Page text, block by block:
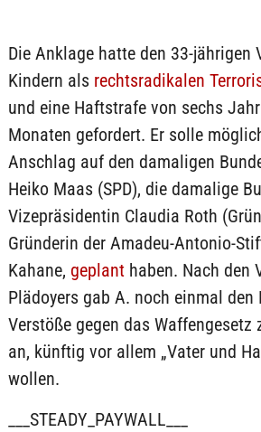
Die Anklage hatte den 33-jährigen
Kindern als rechtsradikalen
und eine Haftstrafe von sechs
Monaten gefordert. Er solle
Anschlag auf den damaligen
Heiko Maas (SPD), die damalige
Vizepräsidentin Claudia Roth
Gründerin der Amadeu-Antonio-
Kahane, geplanthaben. Nach den
Plädoyers gab A. noch einmal den
Verstöße gegen das Waffengesetz
an, künftig vor allem „Vater und
wollen.
___STEADY_PAYWALL___